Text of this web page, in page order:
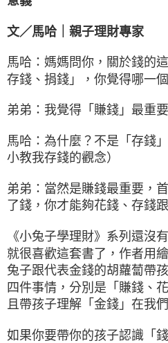
文／馬哈｜親子理財專家
馬哈：媽媽問你，關於錢的
存錢、捐錢」，你覺得哪一
弟弟：我覺得「賺錢」最重
馬哈：為什麼？不是「存錢
小教我存錢的觀念）
弟弟：當然是賺錢最重要，
了錢，你才能夠花錢、存錢
《小兔子學理財》系列還沒
就很喜歡這套書了，作者用
兔子跟代表金錢的胡蘿蔔帶
四件事情，分別是「賺錢、
且帶孩子理解「金錢」在我
如果你要帶你的孩子認識「